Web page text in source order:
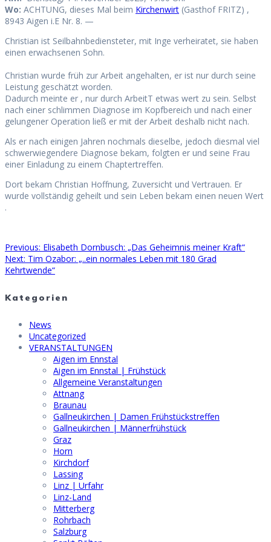
Wo: ACHTUNG, dieses Mal beim Kirchenwirt (Gasthof FRITZ) ,
8943 Aigen i.E Nr. 8. —
Christian ist Seilbahnbediensteter, mit Inge verheiratet, sie haben
einen erwachsenen Sohn.
Christian wurde früh zur Arbeit angehalten, er ist nur durch seine
Leistung geschätzt worden.
Dadurch meinte er , nur durch ArbeitT etwas wert zu sein. Selbst
nach einer schlimmen Diagnose im Kopfbereich und nach einer
gelungener Operation ließ er mit der Arbeit deshalb nicht nach.
Als er nach einigen Jahren nochmals dieselbe, jedoch diesmal viel
schwerwiegendere Diagnose bekam, folgten er und seine Frau
einer Einladung zu einem Chaptertreffen.
Dort bekam Christian Hoffnung, Zuversicht und Vertrauen. Er
wurde vollständig geheilt und sein Leben bekam einen neuen Wert
.
Beitragsnavigation
Previous: Previous
post:
Elisabeth Dornbusch: „Das Geheimnis meiner Kraft“
Next: Next
post:
Tim Ozabor: „..ein normales Leben mit 180 Grad
Kehrtwende“
Kategorien
News
Uncategorized
VERANSTALTUNGEN
Aigen im Ennstal
Aigen im Ennstal | Frühstück
Allgemeine Veranstaltungen
Attnang
Braunau
Gallneukirchen | Damen Frühstückstreffen
Gallneukirchen | Männerfrühstück
Graz
Horn
Kirchdorf
Lassing
Linz | Urfahr
Linz-Land
Mitterberg
Rohrbach
Salzburg